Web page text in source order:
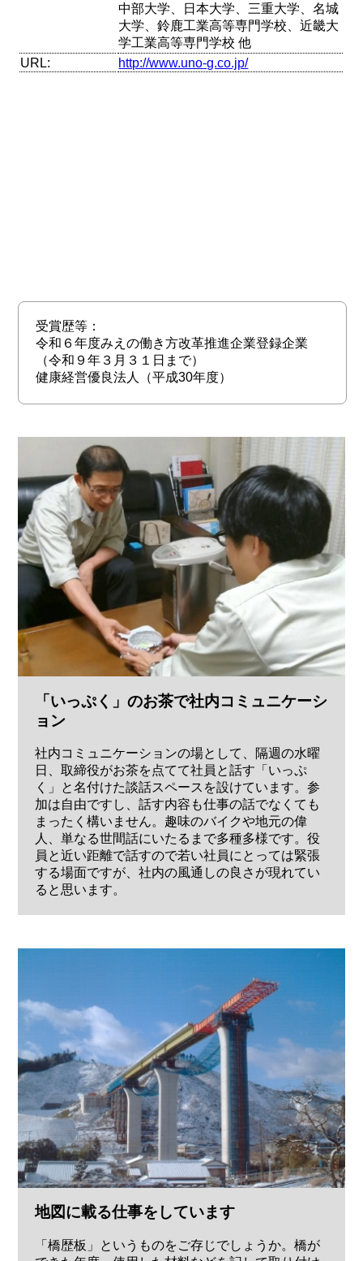
中部大学、日本大学、三重大学、名城
大学、鈴鹿工業高等専門学校、近畿大
学工業高等専門学校 他
URL:
http://www.uno-g.co.jp/
受賞歴等：
令和６年度みえの働き方改革推進企業登録企業
（令和９年３月３１日まで）
健康経営優良法人（平成30年度）
「いっぷく」のお茶で社内コミュニケーシ
ョン
社内コミュニケーションの場として、隔週の水曜
日、取締役がお茶を点てて社員と話す「いっぷ
く」と名付けた談話スペースを設けています。参
加は自由ですし、話す内容も仕事の話でなくても
まったく構いません。趣味のバイクや地元の偉
人、単なる世間話にいたるまで多種多様です。役
員と近い距離で話すので若い社員にとっては緊張
する場面ですが、社内の風通しの良さが現れてい
ると思います。
地図に載る仕事をしています
「橋歴板」というものをご存じでしょうか。橋が